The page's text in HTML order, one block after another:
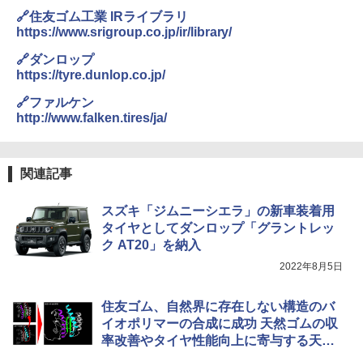
🔗住友ゴム工業 IRライブラリ
https://www.srigroup.co.jp/ir/library/
🔗ダンロップ
https://tyre.dunlop.co.jp/
🔗ファルケン
http://www.falken.tires/ja/
関連記事
スズキ「ジムニーシエラ」の新車装着用
タイヤとしてダンロップ「グラントレッ
ク AT20」を納入
2022年8月5日
住友ゴム、自然界に存在しない構造のバ
イオポリマーの合成に成功 天然ゴムの収
率改善やタイヤ性能向上に寄与する天然